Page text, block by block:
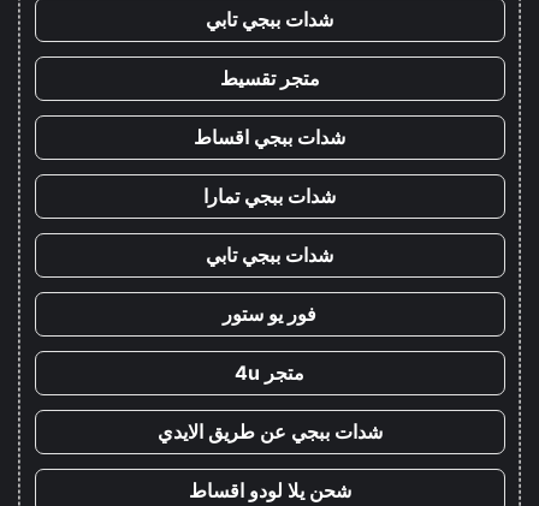
شدات ببجي تابي
متجر تقسيط
شدات ببجي اقساط
شدات ببجي تمارا
شدات ببجي تابي
فور يو ستور
متجر 4u
شدات ببجي عن طريق الايدي
شحن يلا لودو اقساط